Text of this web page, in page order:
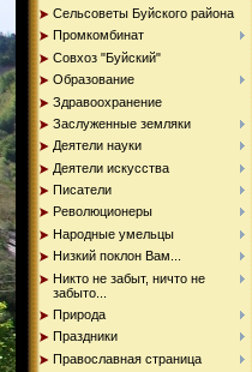
Сельсоветы Буйского района
Промкомбинат
Совхоз "Буйский"
Образование
Здравоохранение
Заслуженные земляки
Деятели науки
Деятели искусства
Писатели
Революционеры
Народные умельцы
Низкий поклон Вам...
Никто не забыт, ничто не
забыто...
Природа
Праздники
Православная страница